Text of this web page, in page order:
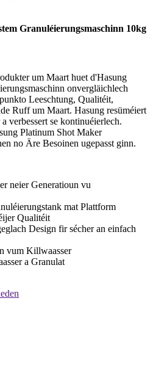
Granuléierungsmaschinn 10kg
um Maart huet d'Hasung
onvergläichlech
Leeschtung, Qualitéit,
Ruff um Maart. Hasung resüméiert
verbessert se kontinuéierlech.
Platinum Shot Maker
no Äre Besoinen ugepasst ginn.
neier Generatioun vu
mat Plattform
Qualitéit
Design fir sécher an einfach
vum Killwaasser
a Granulat